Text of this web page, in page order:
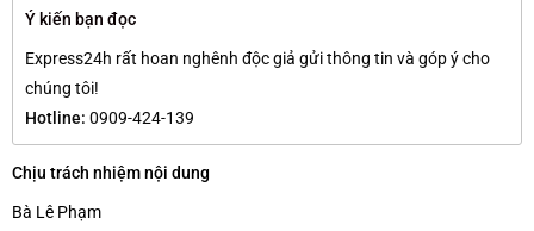
Ý kiến bạn đọc
Express24h rất hoan nghênh độc giả gửi thông tin và góp ý cho
chúng tôi!
Hotline: 0909-424-139
Chịu trách nhiệm nội dung
Bà Lê Phạm